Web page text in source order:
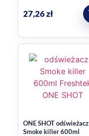
27,26zł
ONE SHOT odświeżacz
Smoke killer 600ml